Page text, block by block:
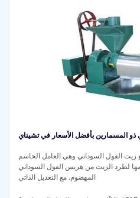
المسمارين بأفضل الأسعار في تشيناي
الفول السوداني وهي العامل الحاسم
لطرد الزيت من هريس الفول السوداني
المهضوم. مع التعديل الذاتي